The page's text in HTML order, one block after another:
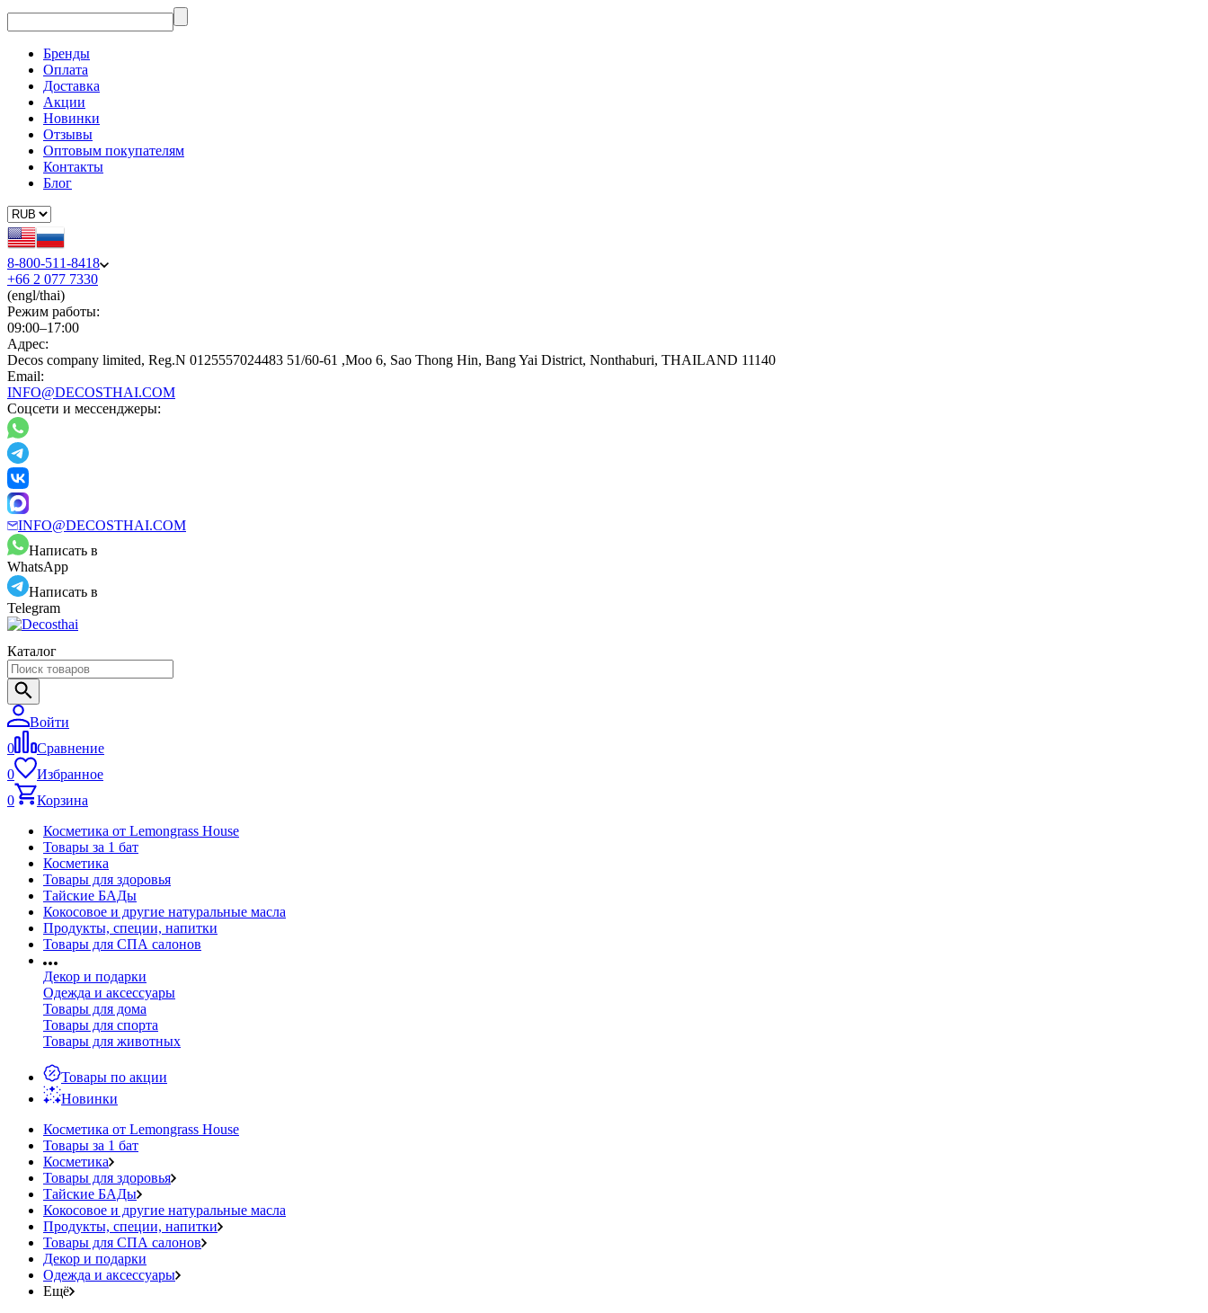
Бренды
Оплата
Доставка
Акции
Новинки
Отзывы
Оптовым покупателям
Контакты
Блог
8-800-511-8418
+66 2 077 7330
(engl/thai)
Режим работы:
09:00–17:00
Адрес:
Decos company limited, Reg.N 0125557024483 51/60-61 ,Moo 6, Sao Thong Hin, Bang Yai District, Nonthaburi, THAILAND 11140
Email:
INFO@DECOSTHAI.COM
Соцсети и мессенджеры:
INFO@DECOSTHAI.COM
Написать в
WhatsApp
Написать в
Telegram
Каталог
Войти
0
Сравнение
0
Избранное
0
Корзина
Косметика от Lemongrass House
Товары за 1 бат
Косметика
Товары для здоровья
Тайские БАДы
Кокосовое и другие натуральные масла
Продукты, специи, напитки
Товары для СПА салонов
Декор и подарки
Одежда и аксессуары
Товары для дома
Товары для спорта
Товары для животных
Товары по акции
Новинки
Косметика от Lemongrass House
Товары за 1 бат
Косметика
Товары для здоровья
Тайские БАДы
Кокосовое и другие натуральные масла
Продукты, специи, напитки
Товары для СПА салонов
Декор и подарки
Одежда и аксессуары
Ещё